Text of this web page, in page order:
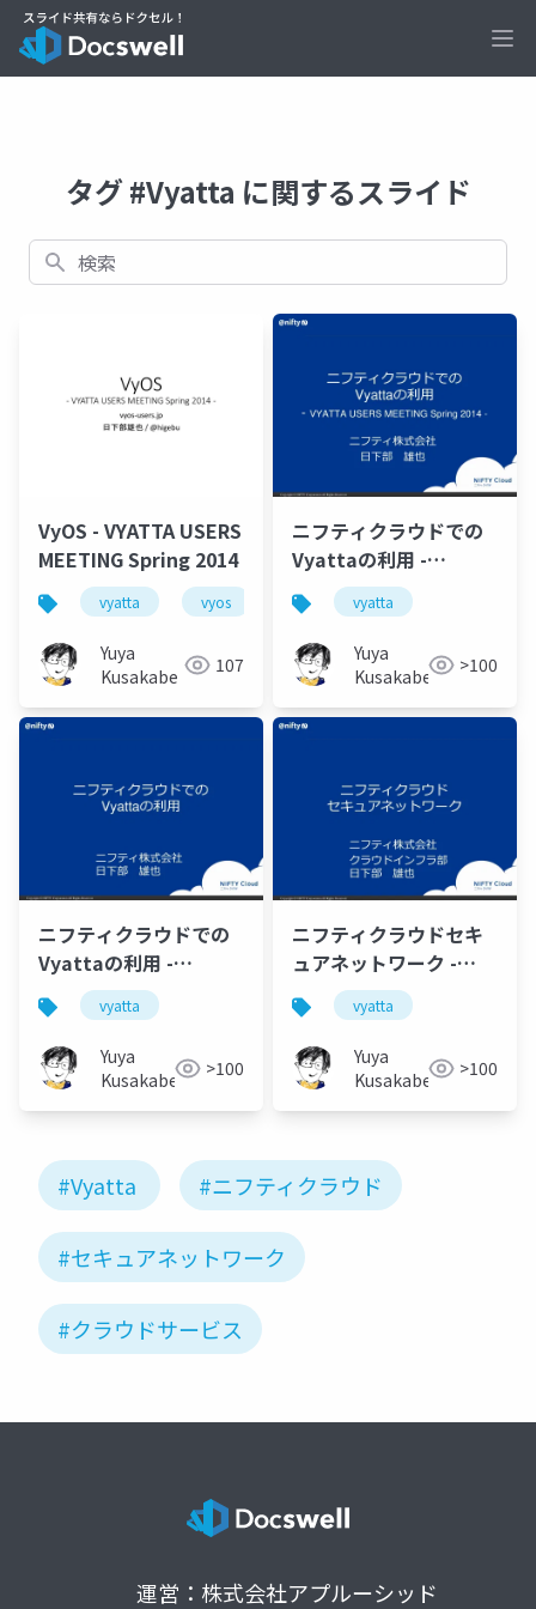
タグ #Vyatta に関するスライド
検索
VyOS - VYATTA USERS
MEETING Spring 2014
vyatta vyos
Yuya
Kusakabe
107
ニフティクラウドでの
Vyattaの利用 -
VYATTA USERS
MEETING Spring 2014
vyatta
Yuya
Kusakabe
>100
ニフティクラウドでの
Vyattaの利用 -
VYATTA USERS
MEETING Autumn
2013
vyatta
Yuya
Kusakabe
>100
ニフティクラウドセキ
ュアネットワーク -
VYATTA USERS
MEETING Spring 2013
vyatta
Yuya
Kusakabe
>100
#Vyatta #ニフティクラウド
#セキュアネットワーク
#クラウドサービス
運営：株式会社アプルーシッド